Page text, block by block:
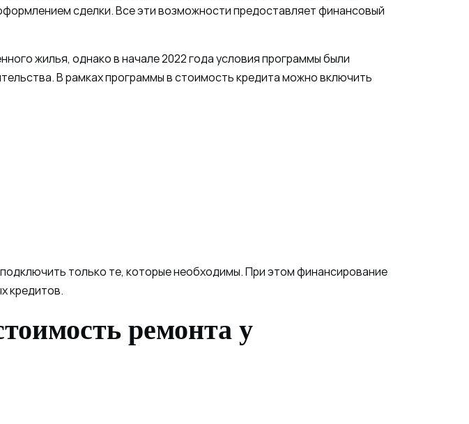
сделки. Все эти возможности предоставляет финансовый
жилья, однако в начале 2022 года условия программы были
В рамках программы в стоимость кредита можно включить
только те, которые необходимы. При этом финансирование
кредитов.
ремонта у